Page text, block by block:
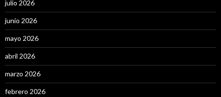
julio 2026
junio 2026
mayo 2026
abril 2026
marzo 2026
febrero 2026